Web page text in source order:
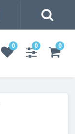
0 0 0